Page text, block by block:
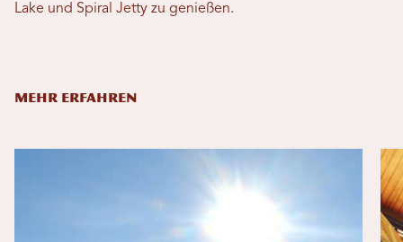
Lake und Spiral Jetty zu genießen.
MEHR ERFAHREN